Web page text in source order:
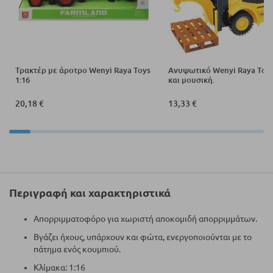
Τρακτέρ με άροτρο Wenyi Raya Toys
1:16
20,18 €
Ανυψωτικό Wenyi Raya
και μουσική.
13,33 €
Περιγραφή και χαρακτηριστικά
Απορριμματοφόρο για χωριστή αποκομιδή απορριμμάτων.
Βγάζει ήχους, υπάρχουν και φώτα, ενεργοποιούνται με το
πάτημα ενός κουμπιού.
Κλίμακα: 1:16